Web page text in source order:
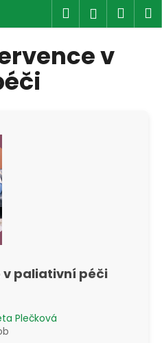
Hledat
v
v paliativní péči
Plečková